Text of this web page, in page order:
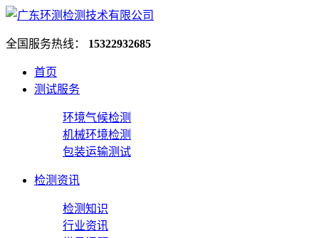
全国服务热线： 15322932685
首页
测试服务
环境气候检测
机械环境检测
包装运输测试
检测资讯
检测知识
行业资讯